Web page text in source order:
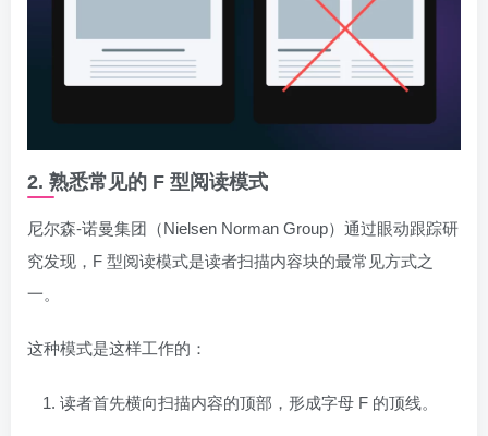
2. 熟悉常见的 F 型阅读模式
尼尔森-诺曼集团（Nielsen Norman Group）通过眼动跟踪研
究发现，F 型阅读模式是读者扫描内容块的最常见方式之
一。
这种模式是这样工作的：
读者首先横向扫描内容的顶部，形成字母 F 的顶线。